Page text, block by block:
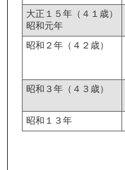
大正１５年（４１歳）
昭和元年
昭和２年（４２歳）
昭和３年（４３歳）
昭和１３年